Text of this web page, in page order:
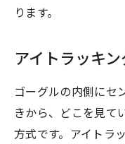
ります。
アイトラッキン
ゴーグルの内側にセ
きから、どこを見て
方式です。アイトラ